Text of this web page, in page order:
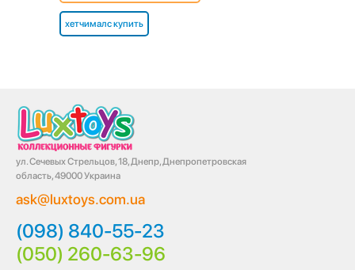
хетчималс купить
ул. Сечевых Стрельцов, 18, Днепр, Днепропетровская
область, 49000 Украина
ask@luxtoys.com.ua
(098) 840-55-23
(050) 260-63-96